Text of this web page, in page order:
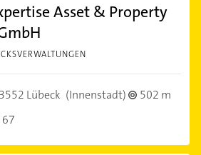
Asset & Property
Lübeck (Innenstadt)
502 m